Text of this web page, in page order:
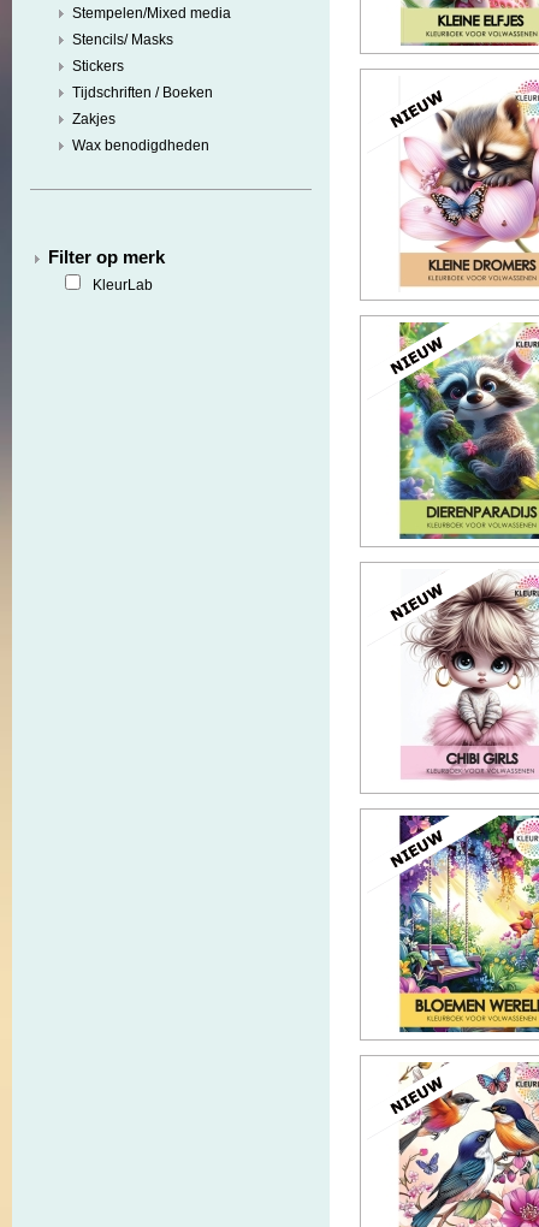
Stempelen/Mixed media
Stencils/ Masks
Stickers
Tijdschriften / Boeken
Zakjes
Wax benodigdheden
Filter op merk
KleurLab